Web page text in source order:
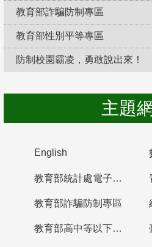
教育部詐騙防制專區
教育部性別平等專區
防制校園霸凌，勇敢說出來！
主題
English
教育部統計處電子書櫃
教育部詐騙防制專區
教育部高中等以下學校及幼兒園教師資格檢定考試